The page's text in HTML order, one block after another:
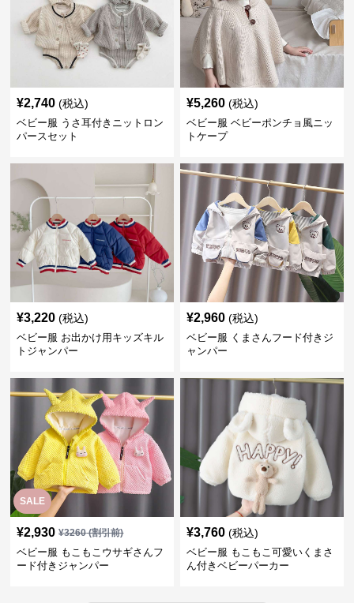
¥2,740 (税込)
ベビー服 うさ耳付きニットロン
パースセット
¥5,260 (税込)
ベビー服 ベビーポンチョ風ニッ
トケープ
¥3,220 (税込)
ベビー服 お出かけ用キッズキル
トジャンパー
¥2,960 (税込)
ベビー服 くまさんフード付きジ
ャンパー
SALE
¥2,930 ¥3260(割引前)
ベビー服 もこもこウサギさんフ
ード付きジャンパー
¥3,760 (税込)
ベビー服 もこもこ可愛いくまさ
ん付きベビーパーカー